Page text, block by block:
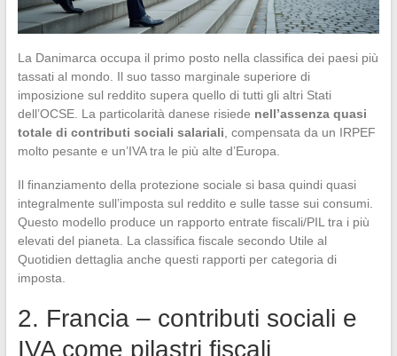
La Danimarca occupa il primo posto nella classifica dei paesi più
tassati al mondo. Il suo tasso marginale superiore di
imposizione sul reddito supera quello di tutti gli altri Stati
dell’OCSE. La particolarità danese risiede nell’assenza quasi
totale di contributi sociali salariali , compensata da un IRPEF
molto pesante e un’IVA tra le più alte d’Europa.
Il finanziamento della protezione sociale si basa quindi quasi
integralmente sull’imposta sul reddito e sulle tasse sui consumi.
Questo modello produce un rapporto entrate fiscali/PIL tra i più
elevati del pianeta. La classifica fiscale secondo Utile al
Quotidien dettaglia anche questi rapporti per categoria di
imposta.
2. Francia – contributi sociali e
IVA come pilastri fiscali